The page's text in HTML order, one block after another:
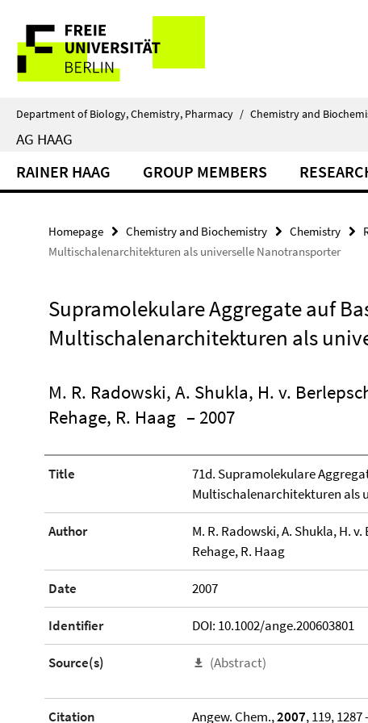
direkt
Inhalt
Service
Navigation
Department of Biology, Chemistry, Pharmacy / Chemistry and
AG HAAG
RAINER HAAG GROUP MEMBERS
Homepage Chemistry and Biochemistry Chemistry
Multischalenarchitekturen als universelle Nanotransporter
Supramolekulare Aggregate auf
Multischalenarchitekturen als
M. R. Radowski, A. Shukla, H. v.
Rehage, R. Haag – 2007
Title
71d. Supramolekulare
Multischalenarchitekturen als
Author
M. R. Radowski, A. Shukla, H.
Rehage, R. Haag
Date 2007
Identifier DOI: 10.1002/ange.200603801
Source(s) (Abstract)
Citation Angew. Chem.,2007, 119, 1287